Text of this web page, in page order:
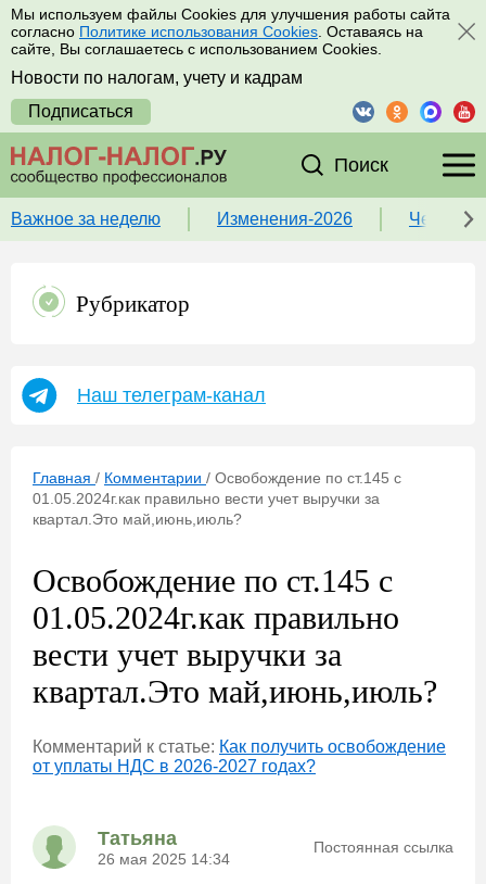
Мы используем файлы Cookies для улучшения работы сайта
согласно Политике использования Cookies . Оставаясь на
сайте, Вы соглашаетесь с использованием Cookies.
Новости по налогам, учету и кадрам
Подписаться
Поиск
Важное за неделю Изменения-2026 Чек-
Рубрикатор
Наш телеграм-канал
Главная / Комментарии / Освобождение по ст.145 с
01.05.2024г.как правильно вести учет выручки за
квартал.Это май,июнь,июль?
Освобождение по ст.145 с
01.05.2024г.как правильно
вести учет выручки за
квартал.Это май,июнь,июль?
Комментарий к статье: Как получить освобождение
от уплаты НДС в 2026-2027 годах?
Татьяна
26 мая 2025 14:34
Постоянная ссылка